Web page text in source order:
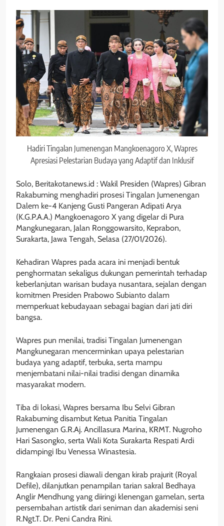
Hadiri Tingalan Jumenengan Mangkoenagoro X, Wapres
Apresiasi Pelestarian Budaya yang Adaptif dan Inklusif
Solo, Beritakotanews.id : Wakil Presiden (Wapres) Gibran
Rakabuming menghadiri prosesi Tingalan Jumenengan
Dalem ke-4 Kanjeng Gusti Pangeran Adipati Arya
(K.G.P.A.A.) Mangkoenagoro X yang digelar di Pura
Mangkunegaran, Jalan Ronggowarsito, Keprabon,
Surakarta, Jawa Tengah, Selasa (27/01/2026).
Kehadiran Wapres pada acara ini menjadi bentuk
penghormatan sekaligus dukungan pemerintah terhadap
keberlanjutan warisan budaya nusantara, sejalan dengan
komitmen Presiden Prabowo Subianto dalam
memperkuat kebudayaan sebagai bagian dari jati diri
bangsa.
Wapres pun menilai, tradisi Tingalan Jumenengan
Mangkunegaran mencerminkan upaya pelestarian
budaya yang adaptif, terbuka, serta mampu
menjembatani nilai-nilai tradisi dengan dinamika
masyarakat modern.
Tiba di lokasi, Wapres bersama Ibu Selvi Gibran
Rakabuming disambut Ketua Panitia Tingalan
Jumenengan G.R.Aj. Ancillasura Marina, KRMT. Nugroho
Hari Sasongko, serta Wali Kota Surakarta Respati Ardi
didampingi Ibu Venessa Winastesia.
Rangkaian prosesi diawali dengan kirab prajurit (Royal
Defile), dilanjutkan penampilan tarian sakral Bedhaya
Anglir Mendhung yang diiringi klenengan gamelan, serta
persembahan artistik dari seniman dan akademisi seni
R.Ngt.T. Dr. Peni Candra Rini.